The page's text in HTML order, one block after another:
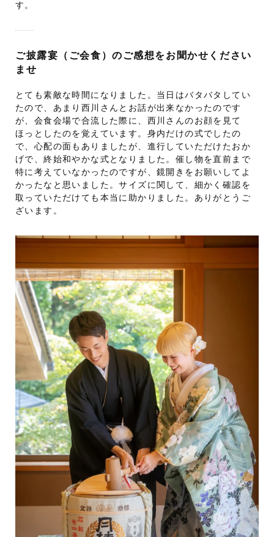
す。
ご披露宴（ご会食）のご感想をお聞かせください
ませ
とても素敵な時間になりました。当日はバタバタしてい
たので、あまり西川さんとお話が出来なかったのです
が、会食会場で合流した際に、西川さんのお顔を見て
ほっとしたのを覚えています。身内だけの式でしたの
で、心配の面もありましたが、進行していただけたおか
げで、終始和やかな式となりました。催し物を直前まで
特に考えていなかったのですが、鏡開きをお願いしてよ
かったなと思いました。サイズに関して、細かく確認を
取っていただけても本当に助かりました。ありがとうご
ざいます。